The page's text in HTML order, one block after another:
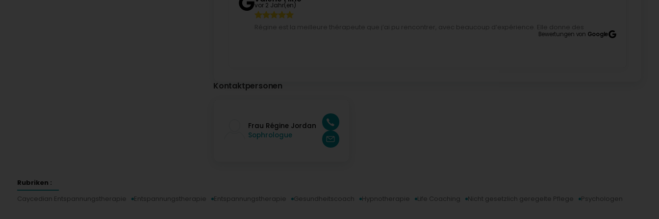
vor 2 Jahr(en)
Régine est la meilleure thérapeute que j’ai pu rencontrer, avec beaucoup d’expérience. Elle donne des
conseils qui fonctionnent, et est très à l’écoute de ses patients. Je recommande vivement! (Translated by
Bewertungen von Google
Kontaktpersonen
Frau Régine Jordan
Sophrologue
Rubriken :
Caycedian Entspannungstherapie
Entspannungstherapie Entspannungstherapie Gesundheitscoach Hypnotherapie Life Coaching Nicht gesetzlich geregelte Pflege Psychologen